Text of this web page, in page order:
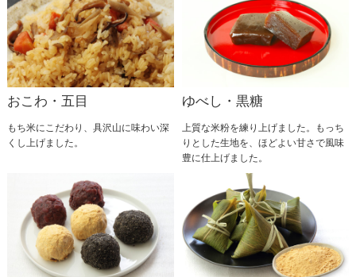
おこわ・五目
もち米にこだわり、具沢山に味わい深
くし上げました。
ゆべし・黒糖
上質な米粉を練り上げました。もっち
りとした生地を、ほどよい甘さで風味
豊に仕上げました。